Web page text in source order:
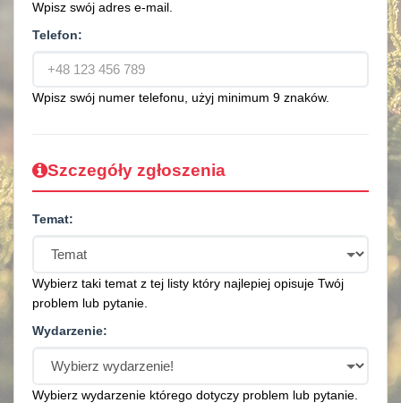
Wpisz swój adres e-mail.
Telefon:
Wpisz swój numer telefonu, użyj minimum 9 znaków.
Szczegóły zgłoszenia
Temat:
Wybierz taki temat z tej listy który najlepiej opisuje Twój
problem lub pytanie.
Wydarzenie:
Wybierz wydarzenie którego dotyczy problem lub pytanie.